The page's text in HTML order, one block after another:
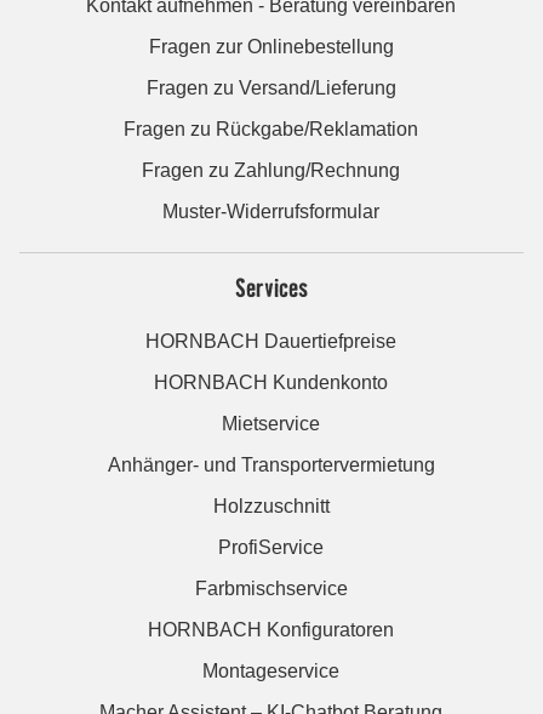
Kontakt aufnehmen - Beratung vereinbaren
Fragen zur Onlinebestellung
Fragen zu Versand/Lieferung
Fragen zu Rückgabe/Reklamation
Fragen zu Zahlung/Rechnung
Muster-Widerrufsformular
Services
HORNBACH Dauertiefpreise
HORNBACH Kundenkonto
Mietservice
Anhänger- und Transportervermietung
Holzzuschnitt
ProfiService
Farbmischservice
HORNBACH Konfiguratoren
Montageservice